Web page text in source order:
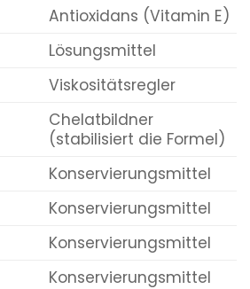
Antioxidans (Vitamin E)
Lösungsmittel
Viskositätsregler
Chelatbildner
(stabilisiert die Formel)
Konservierungsmittel
Konservierungsmittel
Konservierungsmittel
Konservierungsmittel